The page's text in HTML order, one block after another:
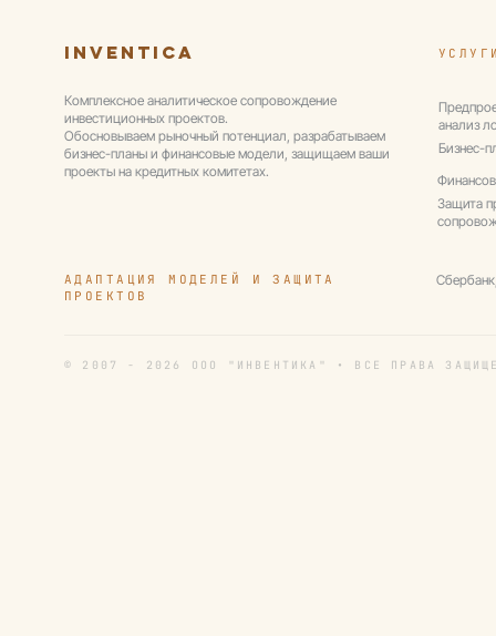
Inventica
анализ
Бизнес-
Защита
АДАПТАЦИЯ МОДЕЛЕЙ И ЗАЩИТА
ПРОЕКТОВ
© 2007 - 2026 ООО "ИНВЕНТИКА" • ВСЕ ПРАВА
Комплексное аналитическое сопровождение
инвестиционных проектов.
Обосновываем рыночный потенциал, разрабатываем
бизнес-планы и финансовые модели, защищаем ваши
проекты на кредитных комитетах.